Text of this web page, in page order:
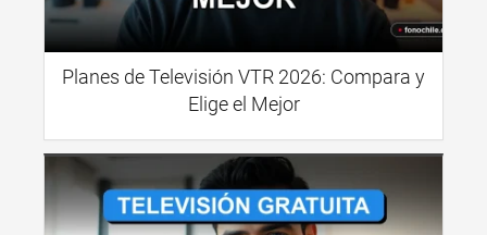
Planes de Televisión VTR 2026: Compara y
Elige el Mejor